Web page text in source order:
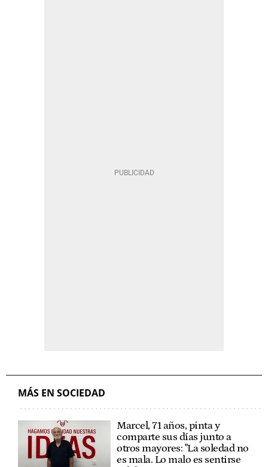
MÁS EN SOCIEDAD
Marcel, 71 años, pinta y
comparte sus días junto a
otros mayores: "La soledad no
es mala. Lo malo es sentirse